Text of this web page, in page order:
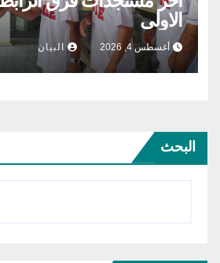
الاولى
أغسطس 4, 2026 البيان
البحث